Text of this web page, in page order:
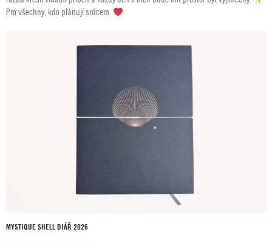
Pro všechny, kdo plánují srdcem.
MYSTIQUE SHELL DIÁŘ 2026